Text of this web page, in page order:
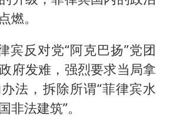
燃。
宾反对党“阿克巴扬”党团
府发难，强烈要求当局拿
法，拆除所谓“菲律宾水
非法建筑”。